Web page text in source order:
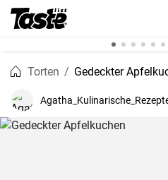
Torten Gedeckter